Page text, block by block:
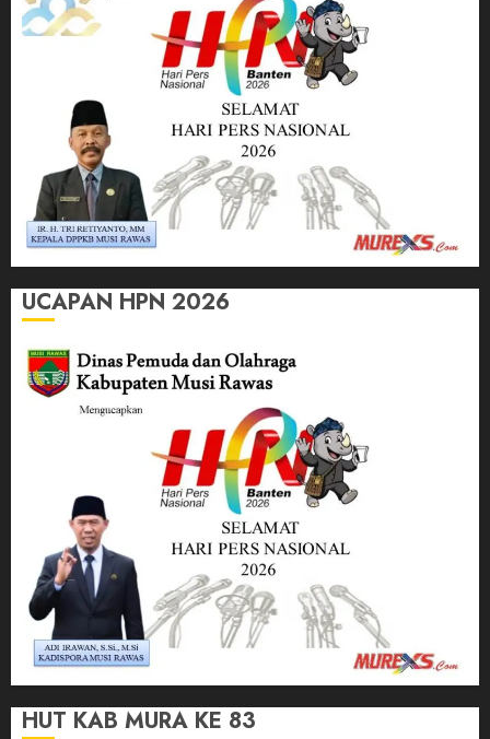
UCAPAN HPN 2026
HUT KAB MURA KE 83